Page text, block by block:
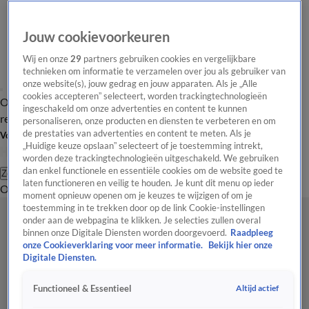
Overzicht Laatste nieuws Regionieuws Het beste van Hart
Tip de
redactie
Volg Hart van Nederland
Zoeken
OverzichtRegioUitzendingenWeerTip de redactiePanelVideo's
Jouw cookievoorkeuren
Wij en onze29 partners gebruiken cookies en vergelijkbare
technieken om informatie te verzamelen over jou als gebruiker van
onze website(s), jouw gedrag en jouw apparaten. Als je „Alle
cookies accepteren” selecteert, worden trackingtechnologieën
ingeschakeld om onze advertenties en content te kunnen
personaliseren, onze producten en diensten te verbeteren en om
de prestaties van advertenties en content te meten. Als je
„Huidige keuze opslaan” selecteert of je toestemming intrekt,
worden deze trackingtechnologieën uitgeschakeld. We gebruiken
dan enkel functionele en essentiële cookies om de website goed te
laten functioneren en veilig te houden. Je kunt dit menu op ieder
moment opnieuw openen om je keuzes te wijzigen of om je
toestemming in te trekken door op de link Cookie-instellingen
onder aan de webpagina te klikken. Je selecties zullen overal
binnen onze Digitale Diensten worden doorgevoerd. Raadpleeg
onze Cookieverklaring voor meer informatie.
Bekijk hier onze
Digitale Diensten.
Functioneel & Essentieel Altijd actief